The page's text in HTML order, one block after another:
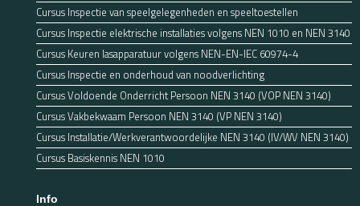
Cursus Inspectie van speelgelegenheden en speeltoestellen
Cursus Inspectie elektrische installaties volgens NEN 1010 en NEN 3140
Cursus Keuren lasapparatuur volgens NEN-EN-IEC 60974-4
Cursus Inspectie en onderhoud van noodverlichting
Cursus Voldoende Onderricht Persoon NEN 3140 (VOP NEN 3140)
Cursus Vakbekwaam Persoon NEN 3140 (VP NEN 3140)
Cursus Installatie/Werkverantwoordelijke NEN 3140 (IV/WV NEN 3140)
Cursus Basiskennis NEN 1010
Info